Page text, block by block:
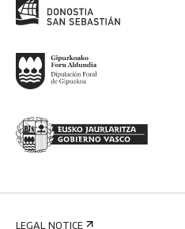
LEGAL NOTICE